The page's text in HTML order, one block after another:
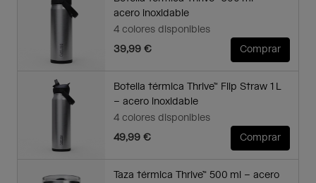
acero inoxidable
4 colores disponibles
39,99 €
Comprar
Botella térmica Thrive™ Flip Straw 1 L
– acero inoxidable
4 colores disponibles
49,99 €
Comprar
Taza térmica Thrive™ 500 ml – acero